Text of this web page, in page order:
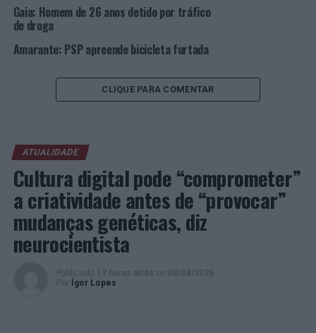
PRÓXIMO
Vila Franca de Xira: PSP realiza fiscalização de
estabelecimentos de comércio e retalho
Valença: Onde o Amor Acontece e dá Prémios
Gaia: Homem de 26 anos detido por tráfico
de droga
Amarante: PSP apreende bicicleta furtada
CLIQUE PARA COMENTAR
ATUALIDADE
Cultura digital pode “comprometer”
a criatividade antes de “provocar”
mudanças genéticas, diz
neurocientista
Publicado 17 horas atrás on 08/08/2026
Por
Ígor Lopes